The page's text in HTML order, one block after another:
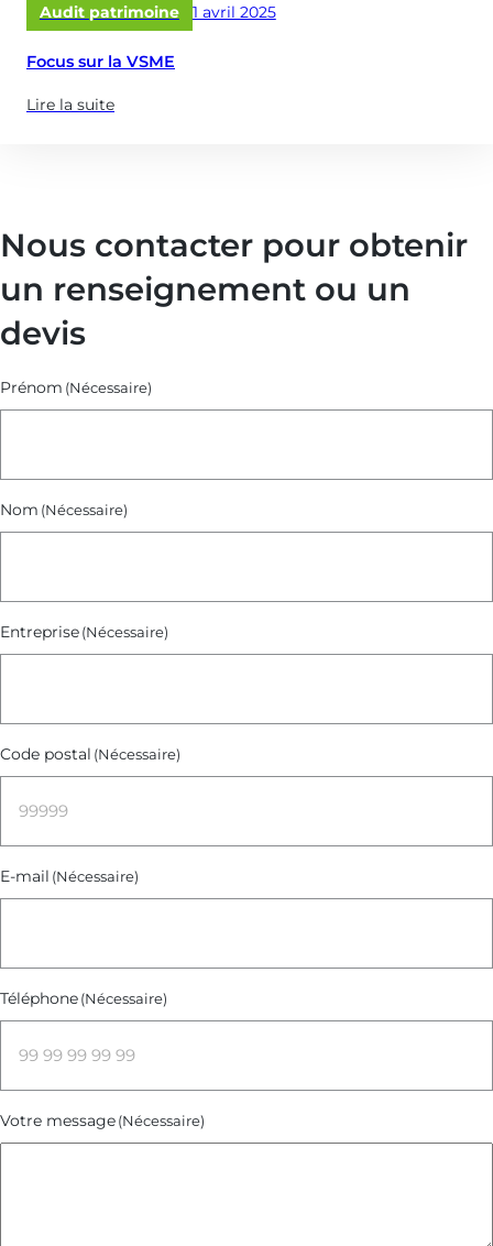
Audit patrimoine
Publié
le
1 avril 2025
Focus sur la VSME
Lire la suite
(à
sur
VSME)
Nous contacter pour obtenir
un renseignement ou un
devis
Prénom (Nécessaire)
Nom (Nécessaire)
Entreprise(Nécessaire)
Code postal (Nécessaire)
E-mail (Nécessaire)
Téléphone(Nécessaire)
Votre message(Nécessaire)